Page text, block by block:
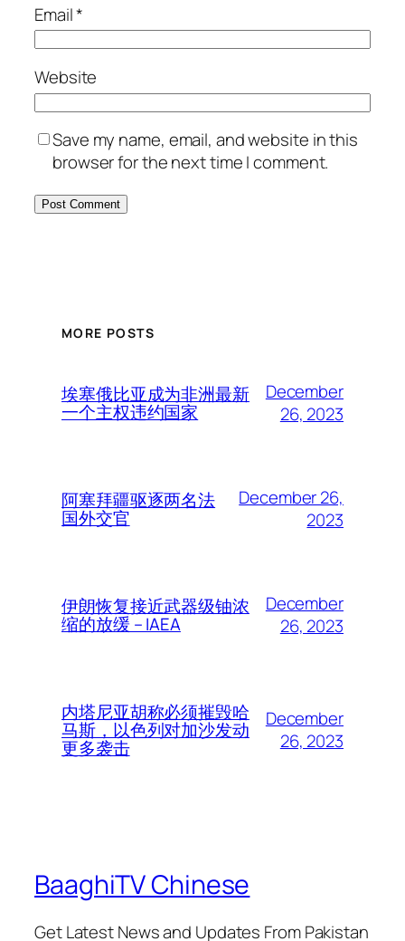
Email*
Website
Save my name, email, and website in this
browser for the next time I comment.
MORE POSTS
埃塞俄比亚成为非洲最新
一个主权违约国家
December
26, 2023
阿塞拜疆驱逐两名法
国外交官
December 26,
2023
伊朗恢复接近武器级铀浓
缩的放缓 – IAEA
December
26, 2023
内塔尼亚胡称必须摧毁哈
马斯，以色列对加沙发动
更多袭击
December
26, 2023
BaaghiTV Chinese
Get Latest News and Updates From Pakistan